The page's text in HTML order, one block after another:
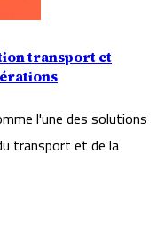
transport et
l'une des solutions
transport et de la